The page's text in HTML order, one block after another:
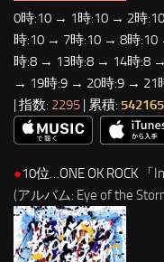
0時:10 → 1時:10 → 2時
時:10 → 7時:10 → 8時
時:8 → 13時:8 → 14時:8
→ 19時:9 → 20時:9 → 21
| 指数: 2295 | 累積: 542165
●10位…ONE OK ROCK 「
(アルバム: Eye of the